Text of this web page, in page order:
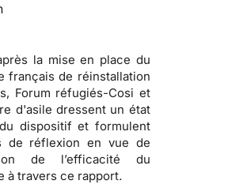
la mise en place du
français de réinstallation
Forum réfugiés-Cosi et
d'asile dressent un état
dispositif et formulent
de réflexion en vue de
de l’efficacité du
à travers ce rapport.